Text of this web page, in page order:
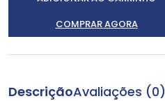
COMPRAR AGORA
DescriçãoAvaliações (0)